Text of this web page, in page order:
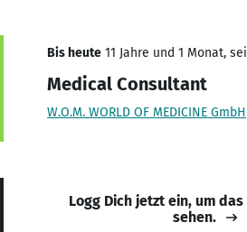
Bis heute 11 Jahre und 1 Monat,
Medical Consultant
W.O.M. WORLD OF MEDICINE GmbH
Logg Dich jetzt ein, um
sehen.